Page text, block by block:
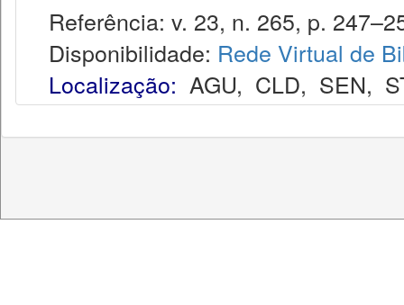
Referência: v. 23, n. 265, p.
Disponibilidade: Rede Virtual de
Localização: AGU, CLD, SEN,